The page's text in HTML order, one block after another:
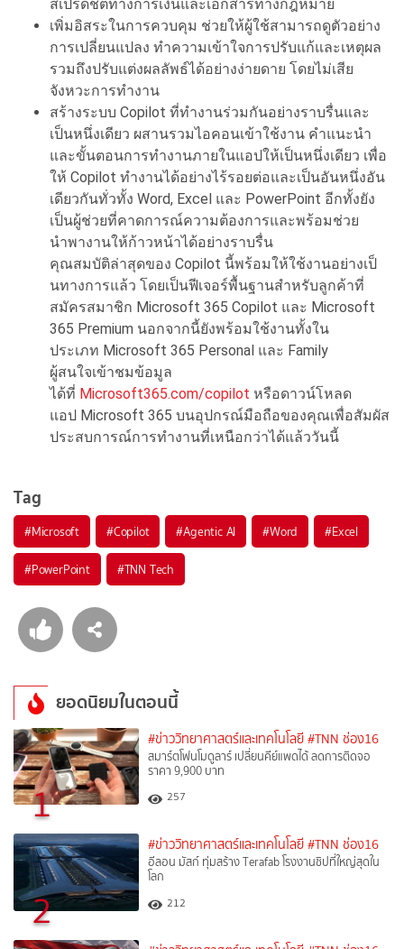
สเปรดชีตทางการเงินและเอกสารทางกฎหมาย
เพิ่มอิสระในการควบคุม ช่วยให้ผู้ใช้สามารถดูตัวอย่าง
การเปลี่ยนแปลง ทำความเข้าใจการปรับแก้และเหตุผล
รวมถึงปรับแต่งผลลัพธ์ได้อย่างง่ายดาย โดยไม่เสีย
จังหวะการทำงาน
สร้างระบบ Copilot ที่ทำงานร่วมกันอย่างราบรื่นและ
เป็นหนึ่งเดียว ผสานรวมไอคอนเข้าใช้งาน คำแนะนำ
และขั้นตอนการทำงานภายในแอปให้เป็นหนึ่งเดียว เพื่อ
ให้ Copilot ทำงานได้อย่างไร้รอยต่อและเป็นอันหนึ่งอัน
เดียวกันทั่วทั้ง Word, Excel และ PowerPoint อีกทั้งยัง
เป็นผู้ช่วยที่คาดการณ์ความต้องการและพร้อมช่วย
นำพางานให้ก้าวหน้าได้อย่างราบรื่น
คุณสมบัติล่าสุดของ Copilot นี้พร้อมให้ใช้งานอย่างเป็
นทางการแล้ว โดยเป็นฟีเจอร์พื้นฐานสำหรับลูกค้าที่
สมัครสมาชิก Microsoft 365 Copilot และ Microsoft
365 Premium นอกจากนี้ยังพร้อมใช้งานทั้งใน
ประเภท Microsoft 365 Personal และ Family
ผู้สนใจเข้าชมข้อมูล
ได้ที่ Microsoft365.com/copilot หรือดาวน์โหลด
แอป Microsoft 365 บนอุปกรณ์มือถือของคุณเพื่อสัมผัส
ประสบการณ์การทำงานที่เหนือกว่าได้แล้ววันนี้
Tag
#Microsoft #Copilot #Agentic AI #Word #Excel
#PowerPoint #TNN Tech
ยอดนิยมในตอนนี้
1
#ข่าววิทยาศาสตร์และเทคโนโลยี #TNN ช่อง16
สมาร์ตโฟนโมดูลาร์ เปลี่ยนคีย์แพดได้ ลดการติดจอ
ราคา 9,900 บาท
257
2
#ข่าววิทยาศาสตร์และเทคโนโลยี #TNN ช่อง16
อีลอน มัสก์ ทุ่มสร้าง Terafab โรงงานชิปที่ใหญ่สุดใน
โลก
212